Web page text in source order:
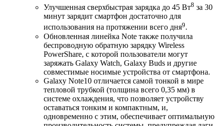
Улучшенная сверхбыстрая зарядка до 45 Вт8 за 30
минут зарядит смартфон достаточно для
использования на протяжении всего дня9.
Обновленная линейка Note также получила
беспроводную обратную зарядку Wireless
PowerShare, с которой пользователи могут
заряжать Galaxy Watch, Galaxy Buds и другие
совместимые носимые устройства от смартфона.
Galaxy Note10 отличается самой тонкой в мире
тепловой трубкой (толщина всего 0,35 мм) в
системе охлаждения, что позволяет устройству
оставаться тонким и компактным, и,
одновременно с этим, обеспечивает оптимальную